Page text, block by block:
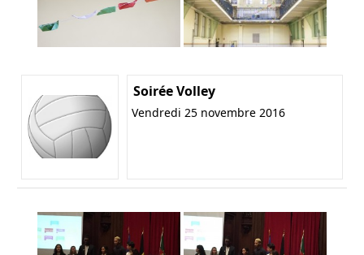
Soirée Volley
Vendredi 25 novembre 2016